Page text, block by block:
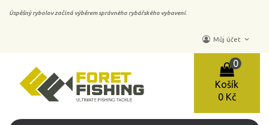
Úspěšný rybolov začíná výběrem správného rybářského vybavení.
Můj účet keyboard_arrow_down
Košík
0
0 Kč